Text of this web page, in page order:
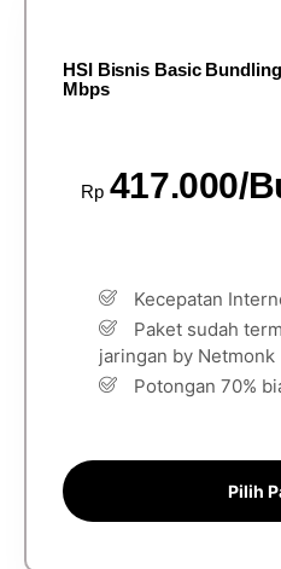
HSI Bisnis Basic
Mbps
Rp 417.000/
Kecepatan
Paket sudah
jaringan by Netmonk
Potongan 70%
Pilih